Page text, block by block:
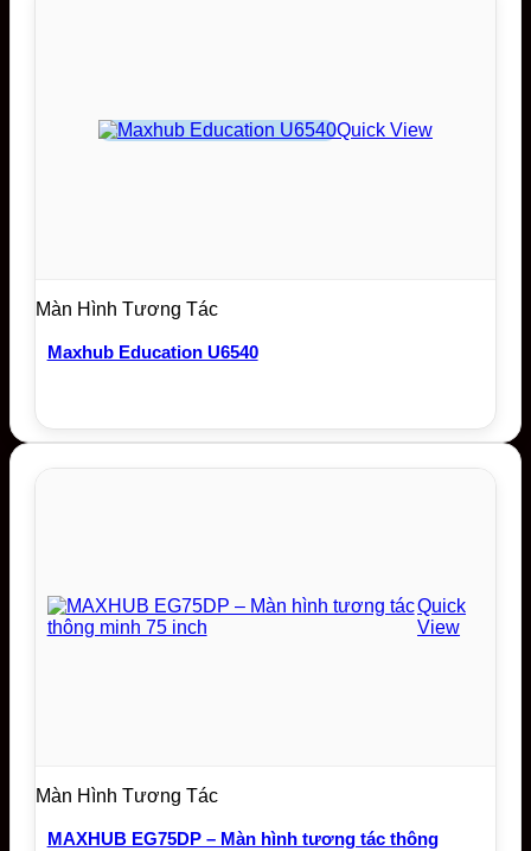
Quick View
Màn Hình Tương Tác
Maxhub Education U6540
Quick
View
Màn Hình Tương Tác
MAXHUB EG75DP – Màn hình tương tác thông